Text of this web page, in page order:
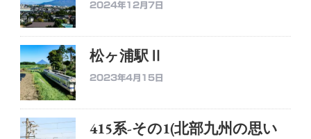
2024年12月7日
松ヶ浦駅Ⅱ
2023年4月15日
415系-その1(北部九州の思い